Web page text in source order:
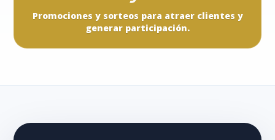
Promociones y sorteos para atraer clientes y
generar participación.